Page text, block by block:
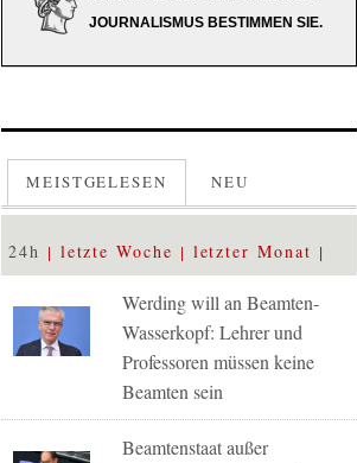
JOURNALISMUS BESTIMMEN SIE.
MEISTGELESEN NEU
24h letzte Woche letzter Monat
Werding will an Beamten-
Wasserkopf: Lehrer und
Professoren müssen keine
Beamten sein
Beamtenstaat außer